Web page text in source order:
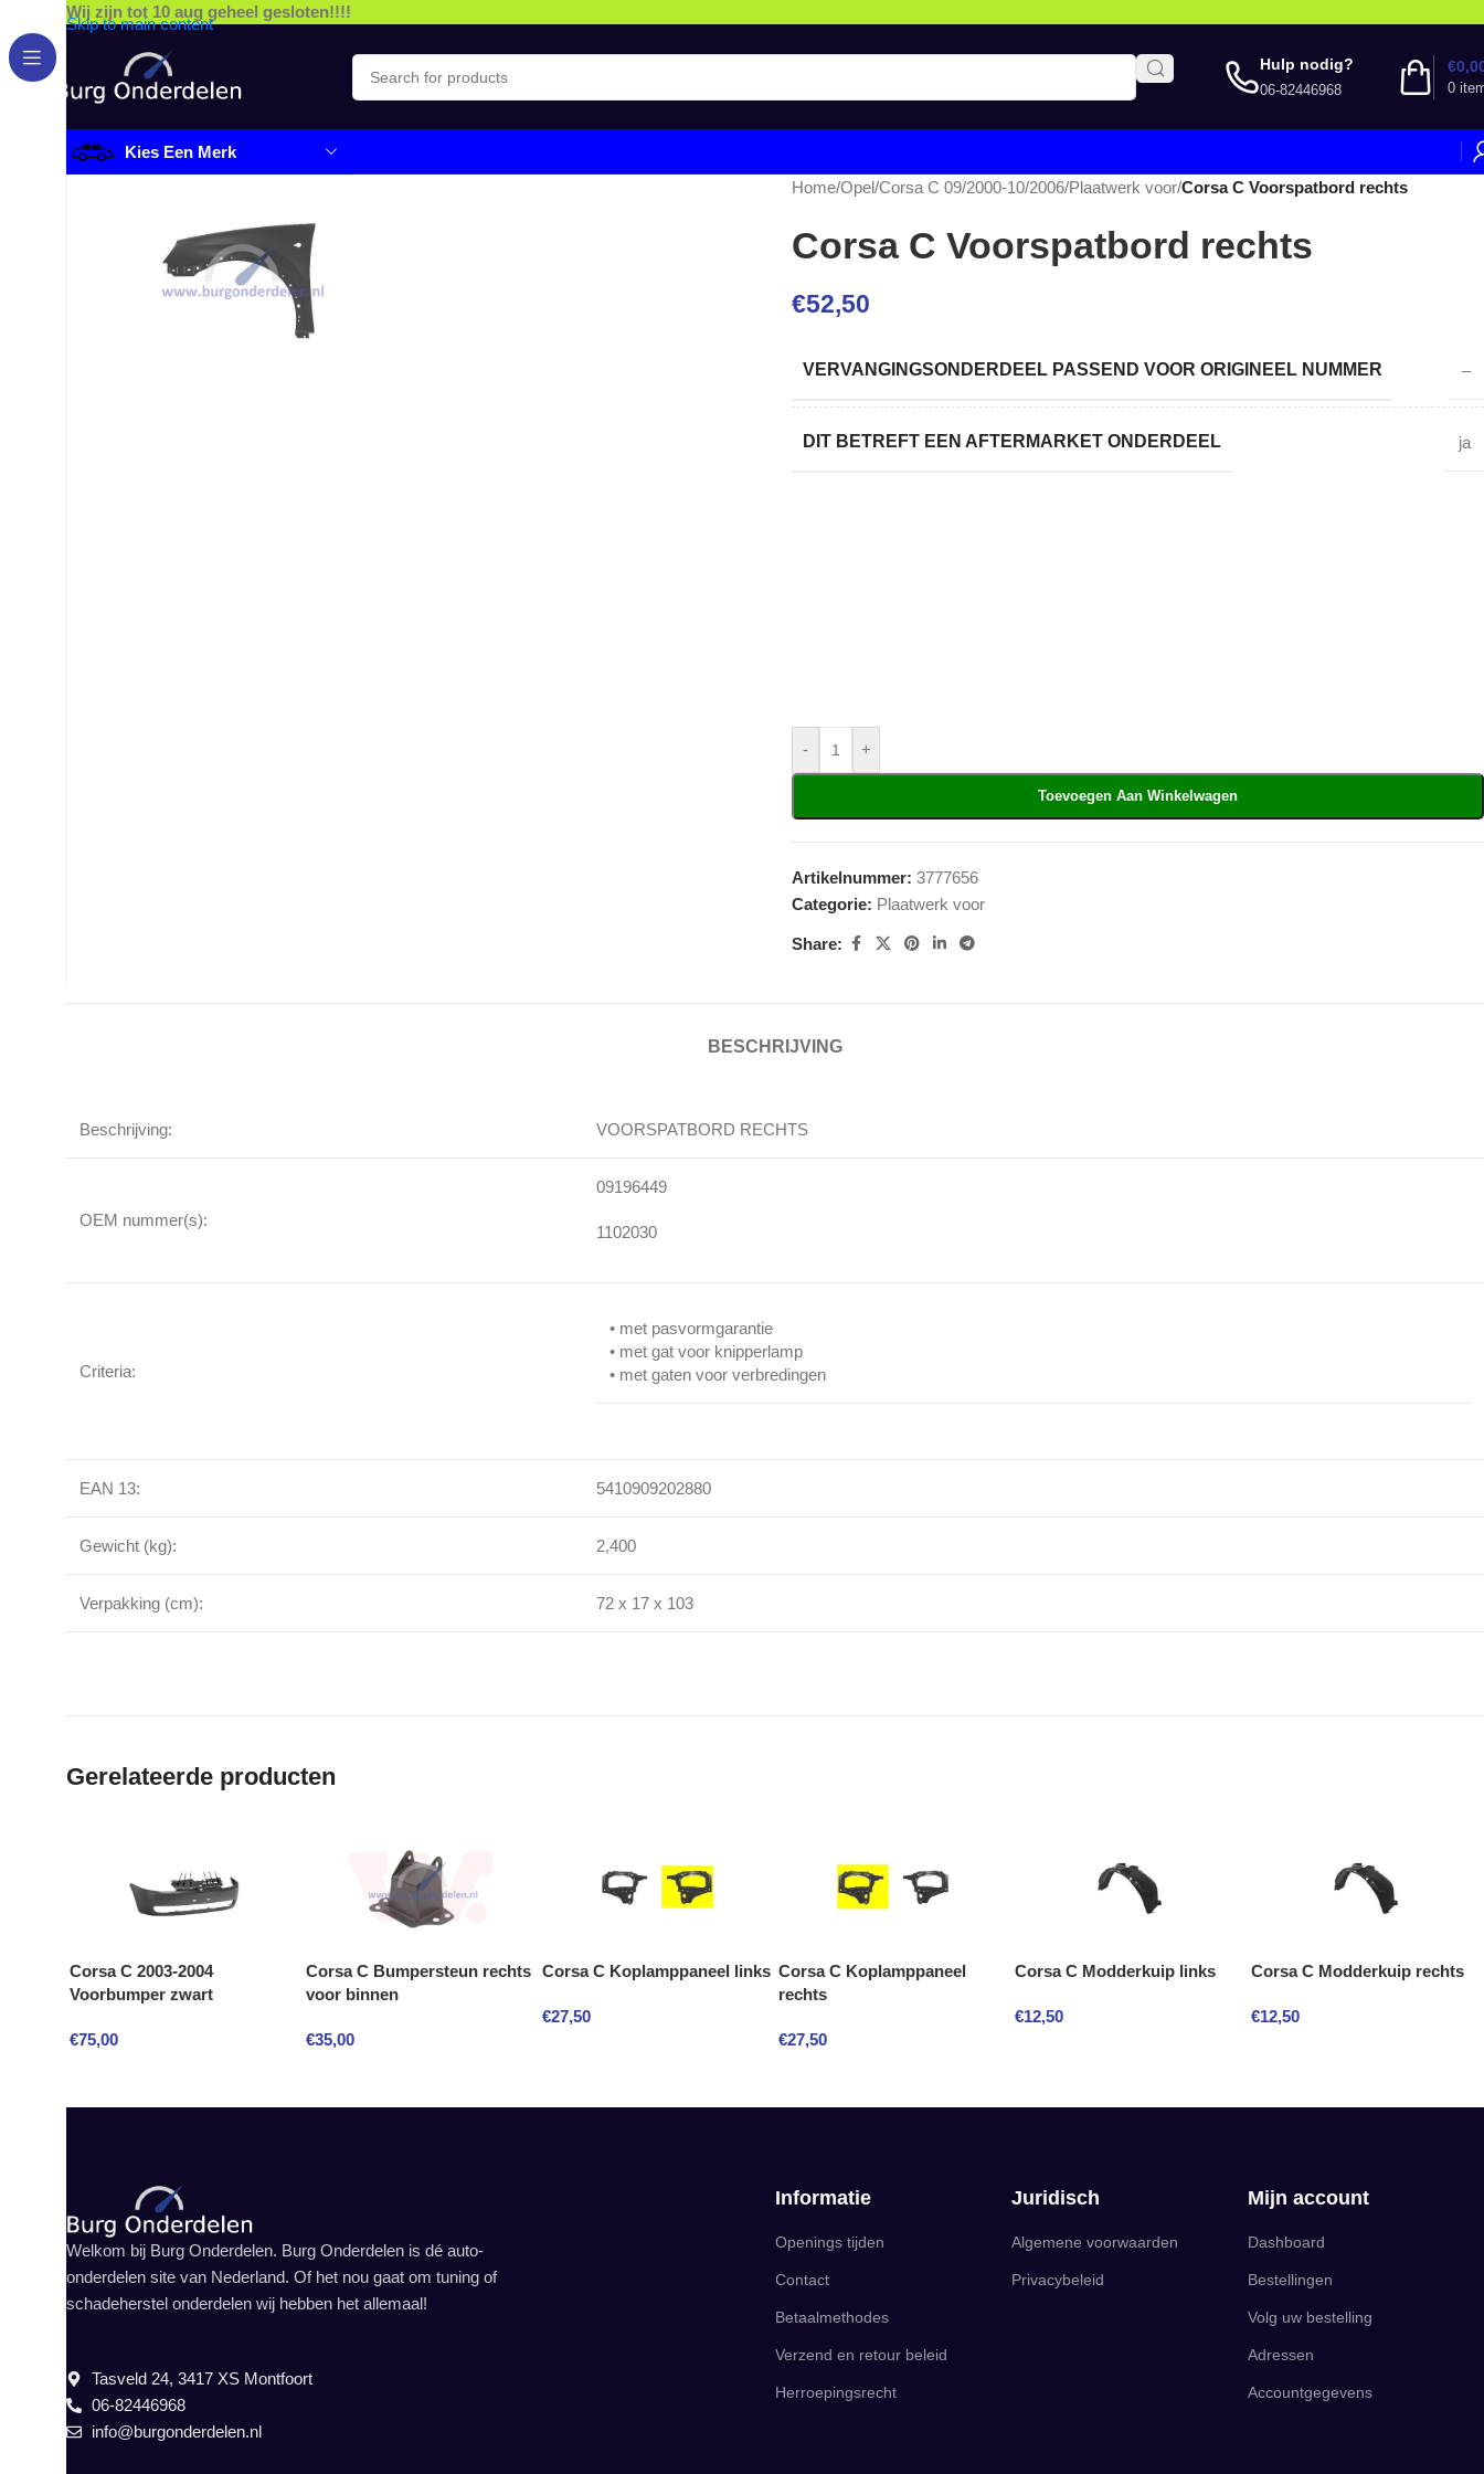
Skip to main content
Wij zijn tot 10 aug geheel gesloten!!!!
Hulp nodig?
06-82446968 0
€
Kies Een Merk
Home/Opel/Corsa C 09/2000-10/2006/Plaatwerk voor/Corsa C Voorspatbord rechts
Corsa C Voorspatbord rechts
€52,50
VERVANGINGSONDERDEEL PASSEND VOOR ORIGINEEL NUMMER –
DIT BETREFT EEN AFTERMARKET ONDERDEEL ja
- +
Toevoegen Aan Winkelwagen
Artikelnummer: 3777656
Categorie: Plaatwerk voor
Share:
BESCHRIJVING
Beschrijving: VOORSPATBORD RECHTS
OEM nummer(s):
09196449
1102030
Criteria:
• met pasvormgarantie
• met gat voor knipperlamp
• met gaten voor verbredingen
EAN 13: 5410909202880
Gewicht (kg): 2,400
Verpakking (cm): 72 x 17 x 103
Gerelateerde producten
Corsa C 2003-2004
Voorbumper zwart
€75,00
Corsa C Bumpersteun rechts
voor binnen
€35,00
Corsa C Koplamppaneel links
€27,50
Corsa C Koplamppaneel
rechts
€27,50
Corsa C Modderkuip links
€12,50
Corsa C Modderkuip rechts
€12,50
Informatie
Openings tijden
Contact
Betaalmethodes
Verzend en retour beleid
Herroepingsrecht
Juridisch
Algemene voorwaarden
Privacybeleid
Mijn account
Dashboard
Bestellingen
Volg uw bestelling
Adressen
Accountgegevens
Welkom bij Burg Onderdelen. Burg Onderdelen is dé auto-
onderdelen site van Nederland. Of het nou gaat om tuning of
schadeherstel onderdelen wij hebben het allemaal!
Tasveld 24, 3417 XS Montfoort
06-82446968
info@burgonderdelen.nl